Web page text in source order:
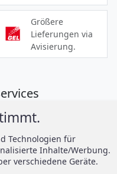
Größere
Lieferungen via
Avisierung.
Magazin
Technologien für
Inhalte/Werbung.
verschiedene Geräte.